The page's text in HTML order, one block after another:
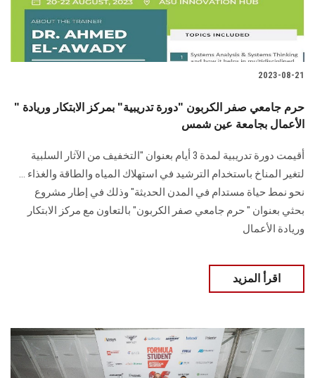
2023-08-21
" حرم جامعي صفر الكربون "دورة تدريبية" بمركز الابتكار وريادة
الأعمال بجامعة عين شمس
أقيمت دورة تدريبية لمدة 3 أيام بعنوان "التخفيف من الآثار السلبية
لتغير المناخ باستخدام الترشيد في استهلاك المياه والطاقة والغذاء ...
نحو نمط حياة مستدام في المدن الحديثة" وذلك في إطار مشروع
بحثي بعنوان " حرم جامعي صفر الكربون" بالتعاون مع مركز الابتكار
وريادة الأعمال
اقرأ المزيد